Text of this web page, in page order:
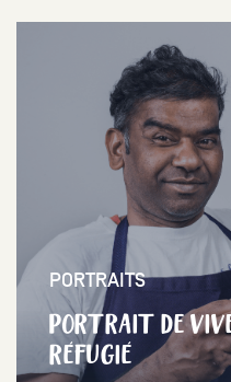
PORTRAITS
PORTRAIT DE
RÉFUGIÉ